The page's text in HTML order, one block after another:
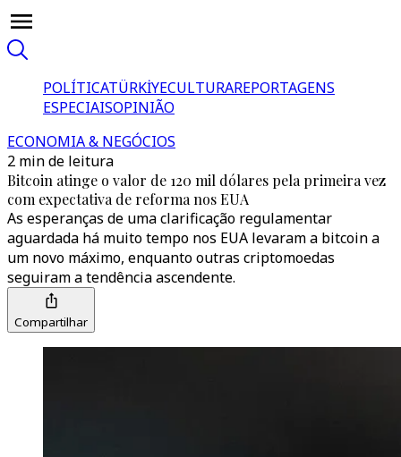
POLÍTICATÜRKİYECULTURAREPORTAGENS
ESPECIAISOPINIÃO
ECONOMIA & NEGÓCIOS
2 min de leitura
Bitcoin atinge o valor de 120 mil dólares pela primeira vez
com expectativa de reforma nos EUA
As esperanças de uma clarificação regulamentar
aguardada há muito tempo nos EUA levaram a bitcoin a
um novo máximo, enquanto outras criptomoedas
seguiram a tendência ascendente.
Compartilhar